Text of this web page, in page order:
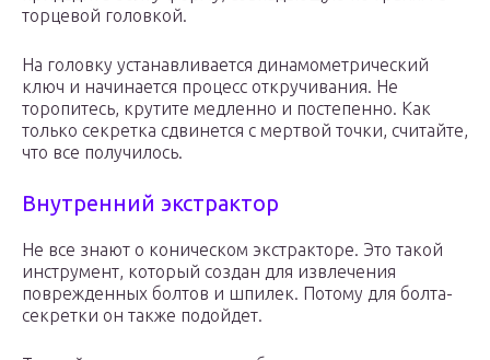
торцевой головкой.
На головку устанавливается динамометрический
ключ и начинается процесс откручивания. Не
торопитесь, крутите медленно и постепенно. Как
только секретка сдвинется с мертвой точки, считайте,
что все получилось.
Внутренний экстрактор
Не все знают о коническом экстракторе. Это такой
инструмент, который создан для извлечения
поврежденных болтов и шпилек. Потому для болта-
секретки он также подойдет.